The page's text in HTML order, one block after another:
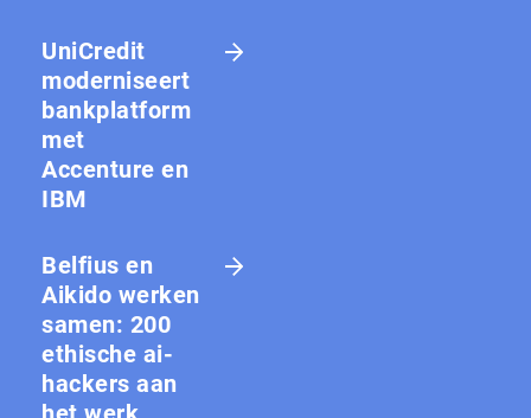
UniCredit
moderniseert
bankplatform
met
Accenture en
IBM
Belfius en
Aikido werken
samen: 200
ethische ai-
hackers aan